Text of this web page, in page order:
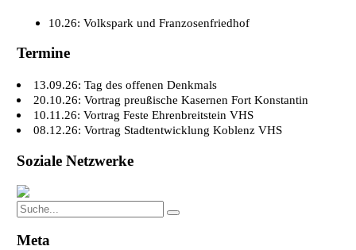
10.26: Volkspark und Franzosenfriedhof
Termine
13.09.26: Tag des offenen Denkmals
20.10.26: Vortrag preußische Kasernen Fort Konstantin
10.11.26: Vortrag Feste Ehrenbreitstein VHS
08.12.26: Vortrag Stadtentwicklung Koblenz VHS
Soziale Netzwerke
Search
for:
Search
Meta